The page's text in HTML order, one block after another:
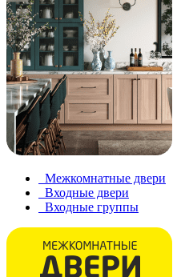
Межкомнатные двери
Входные двери
Входные группы